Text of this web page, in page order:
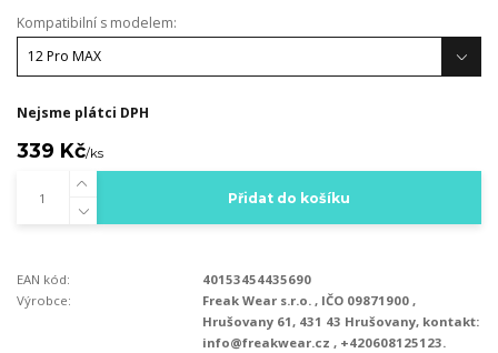
Kompatibilní s modelem:
Nejsme plátci DPH
339 Kč/ks
Přidat do košíku
EAN kód:
40153454435690
Výrobce:
Freak Wear s.r.o. , IČO 09871900 ,
Hrušovany 61, 431 43 Hrušovany, kontakt:
info@freakwear.cz , +420608125123.